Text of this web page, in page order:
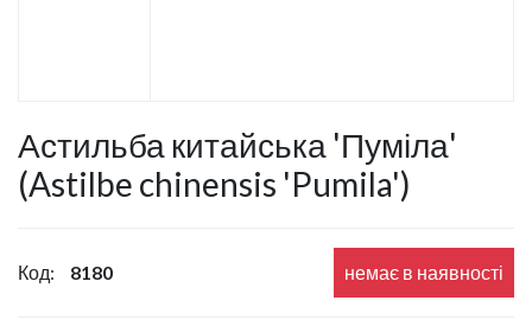
Астильба китайська 'Пуміла'
(Astilbe chinensis 'Pumila')
Код: 8180 немає в наявності